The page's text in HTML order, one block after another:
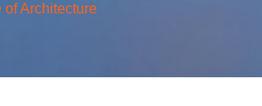
of Architecture